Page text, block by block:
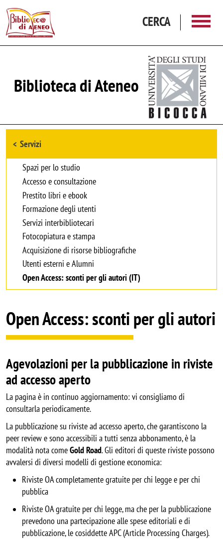
CERCA
Biblioteca di Ateneo
Browse the section
Servizi
Spazi per lo studio
Accesso e consultazione
Prestito libri e ebook
Formazione degli utenti
Servizi interbibliotecari
Fotocopiatura e stampa
Acquisizione di risorse bibliografiche
Utenti esterni e Alumni
Open Access: sconti per gli autori (IT)
Open Access: sconti per gli autori
Agevolazioni per la pubblicazione in riviste
ad accesso aperto
La pagina è in continuo aggiornamento: vi consigliamo di
consultarla periodicamente.
La pubblicazione su riviste ad accesso aperto, che garantiscono la
peer review e sono accessibili a tutti senza abbonamento, è la
modalità nota comeGold Road. Gli editori di queste riviste possono
avvalersi di diversi modelli di gestione economica:
Riviste OA completamente gratuite per chi legge e per chi
pubblica
Riviste OA gratuite per chi legge, ma che per la pubblicazione
prevedono una partecipazione alle spese editoriali e di
pubblicazione, le cosiddette APC (Article Processing Charges).